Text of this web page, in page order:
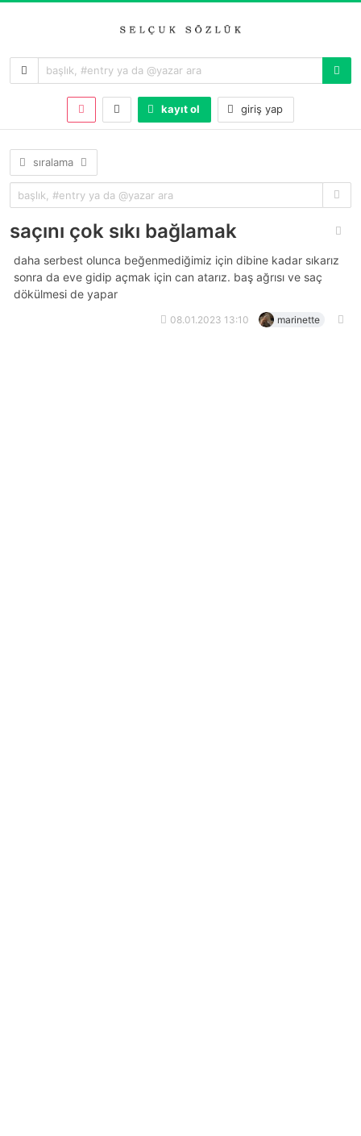
kayıt ol giriş yap
sıralama
saçını çok sıkı bağlamak
daha serbest olunca beğenmediğimiz için dibine kadar sıkarız
sonra da eve gidip açmak için can atarız. baş ağrısı ve saç
dökülmesi de yapar
08.01.2023 13:10 marinette